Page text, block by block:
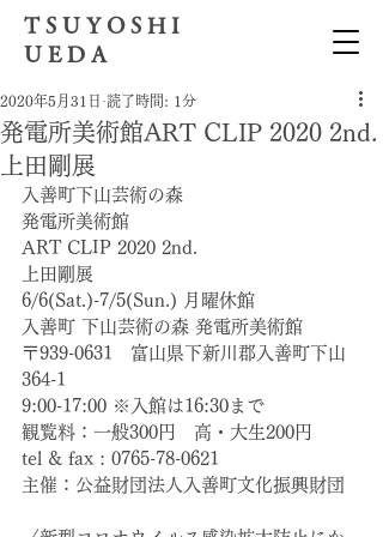
T S U Y O S H I
U E D A
発電所美術館ART CLIP 2020 2nd.
上田剛展
2020年5月31日 読了時間: 1分
入善町下山芸術の森
発電所美術館
ART CLIP 2020 2nd.
上田剛展
6/6(Sat.)-7/5(Sun.) 月曜休館
入善町 下山芸術の森 発電所美術館
〒939-0631　富山県下新川郡入善町下山
364-1
9:00-17:00 ※入館は16:30まで
観覧料：一般300円　高・大生200円
tel & fax : 0765-78-0621
主催：公益財団法人入善町文化振興財団